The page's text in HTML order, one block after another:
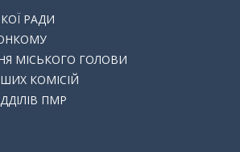
РАДИ
МІСЬКОГО ГОЛОВИ
КОМІСІЙ
ПМР